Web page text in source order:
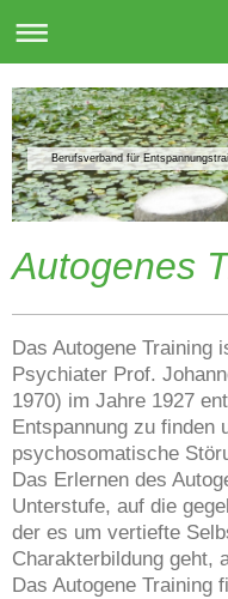
Berufsverband für
Autogenes
Das Autogene Training
Psychiater Prof.
1970) im Jahre 1927
Entspannung zu finden
psychosomatische
Das Erlernen des
Unterstufe, auf die
der es um vertiefte
Charakterbildung geht,
Das Autogene Training